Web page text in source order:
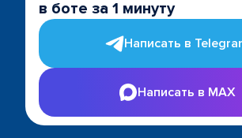
в боте за 1 минуту
Написать в
Написать в MAX